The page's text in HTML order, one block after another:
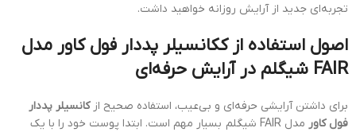
تجربه‌ای جدید از آرایش روزانه خواهید داشت.
اصول استفاده از ککانسیلر پددار فول كاور مدل
FAIR شیگلم در آرایش حرفه‌ای
برای داشتن آرایشی حرفه‌ای و بی‌عیب، استفاده صحیح ازکانسیلر پددار
فول كاور
مدل FAIR شیگلم بسیار مهم است. ابتدا پوست خود را با یک